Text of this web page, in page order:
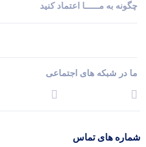
چگونه به مــــــا اعتماد کنید
ما در شبکه های اجتماعی
شماره های تماس